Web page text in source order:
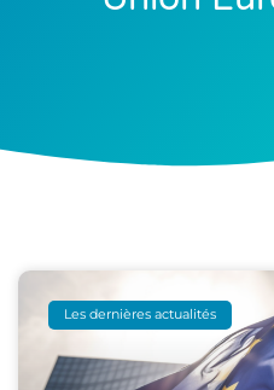
Les dernières actualités